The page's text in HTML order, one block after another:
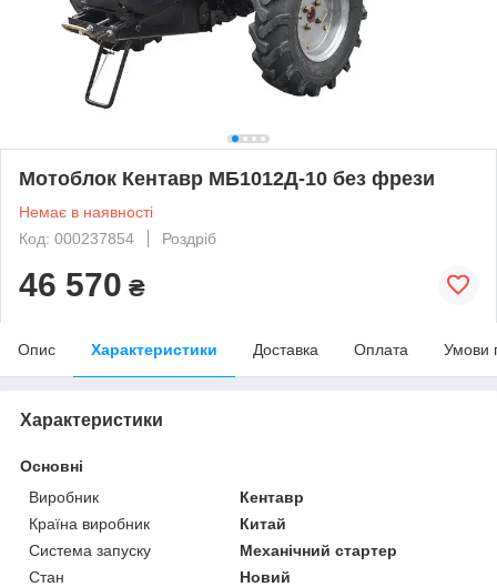
Мотоблок Кентавр МБ1012Д-10 без фрези
Немає в наявності
Код: 000237854
Роздріб
46 570 ₴
Опис Характеристики Доставка Оплата Умови
Характеристики
Основні
Виробник
Кентавр
Країна виробник
Китай
Система запуску
Механічний стартер
Стан
Новий